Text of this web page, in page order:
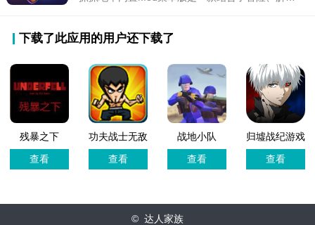
下载了此应用的用户还下载了
残暴之下
(Underfell)游
戏
查看
功夫战士无敌
版
查看
战地小队
查看
归墟战纪游戏
官方版
查看
© 达人家族